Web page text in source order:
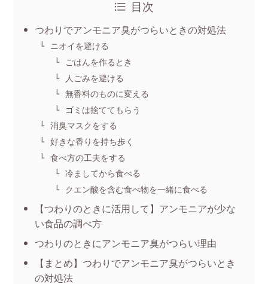
目次
つわりでアンモニア臭がつらいときの対処法
ニオイを避ける
ごはんを作るとき
人ごみを避ける
無香料のものに変える
ゴミは捨ててもらう
消臭マスクをする
好きな香りを持ち歩く
食べ方の工夫をする
冷ましてから食べる
クエン酸を含む食べ物を一緒に食べる
【つわりのときに活用して】アンモニアが少な
い食品の調べ方
つわりのときにアンモニア臭がつらい理由
【まとめ】つわりでアンモニア臭がつらいとき
の対処法